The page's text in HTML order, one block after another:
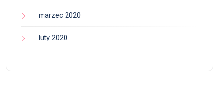
marzec 2020
luty 2020